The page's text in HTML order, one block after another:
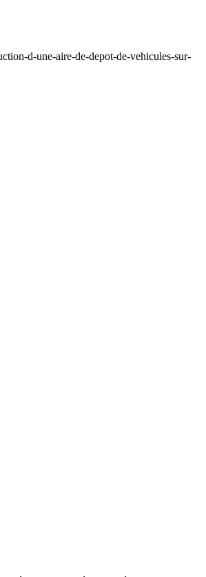
d-une-aire-de-depot-de-vehicules-sur-